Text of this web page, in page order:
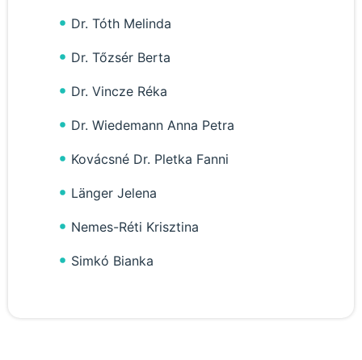
Dr. Tóth Melinda
Dr. Tőzsér Berta
Dr. Vincze Réka
Dr. Wiedemann Anna Petra
Kovácsné Dr. Pletka Fanni
Länger Jelena
Nemes-Réti Krisztina
Simkó Bianka